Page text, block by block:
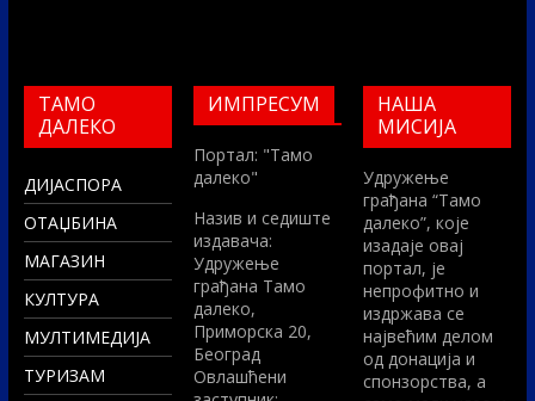
ТАМО
ДАЛЕКО
ДИЈАСПОРА
ОТАЏБИНА
МАГАЗИН
КУЛТУРА
МУЛТИМЕДИЈА
ТУРИЗАМ
ИМПРЕСУМ
Портал: "Тамо
далеко"
Назив и седиште
издавача:
Удружење
грађана Тамо
далеко,
Приморска 20,
Београд
Овлашћени
НАША
МИСИЈА
Удружење
грађана “Тамо
далеко”, које
изадаје овај
портал, је
непрофитно и
издржава се
највећим делом
од донација и
спонзорства, а